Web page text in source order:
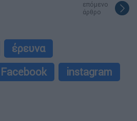
επόμενο
άρθρο
έρευνα
Facebook
instagram